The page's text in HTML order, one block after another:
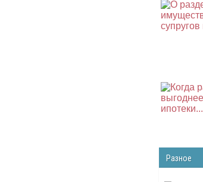
Разное